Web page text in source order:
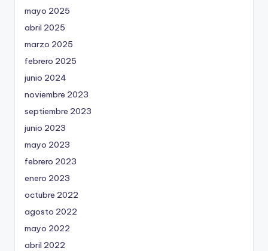
mayo 2025
abril 2025
marzo 2025
febrero 2025
junio 2024
noviembre 2023
septiembre 2023
junio 2023
mayo 2023
febrero 2023
enero 2023
octubre 2022
agosto 2022
mayo 2022
abril 2022